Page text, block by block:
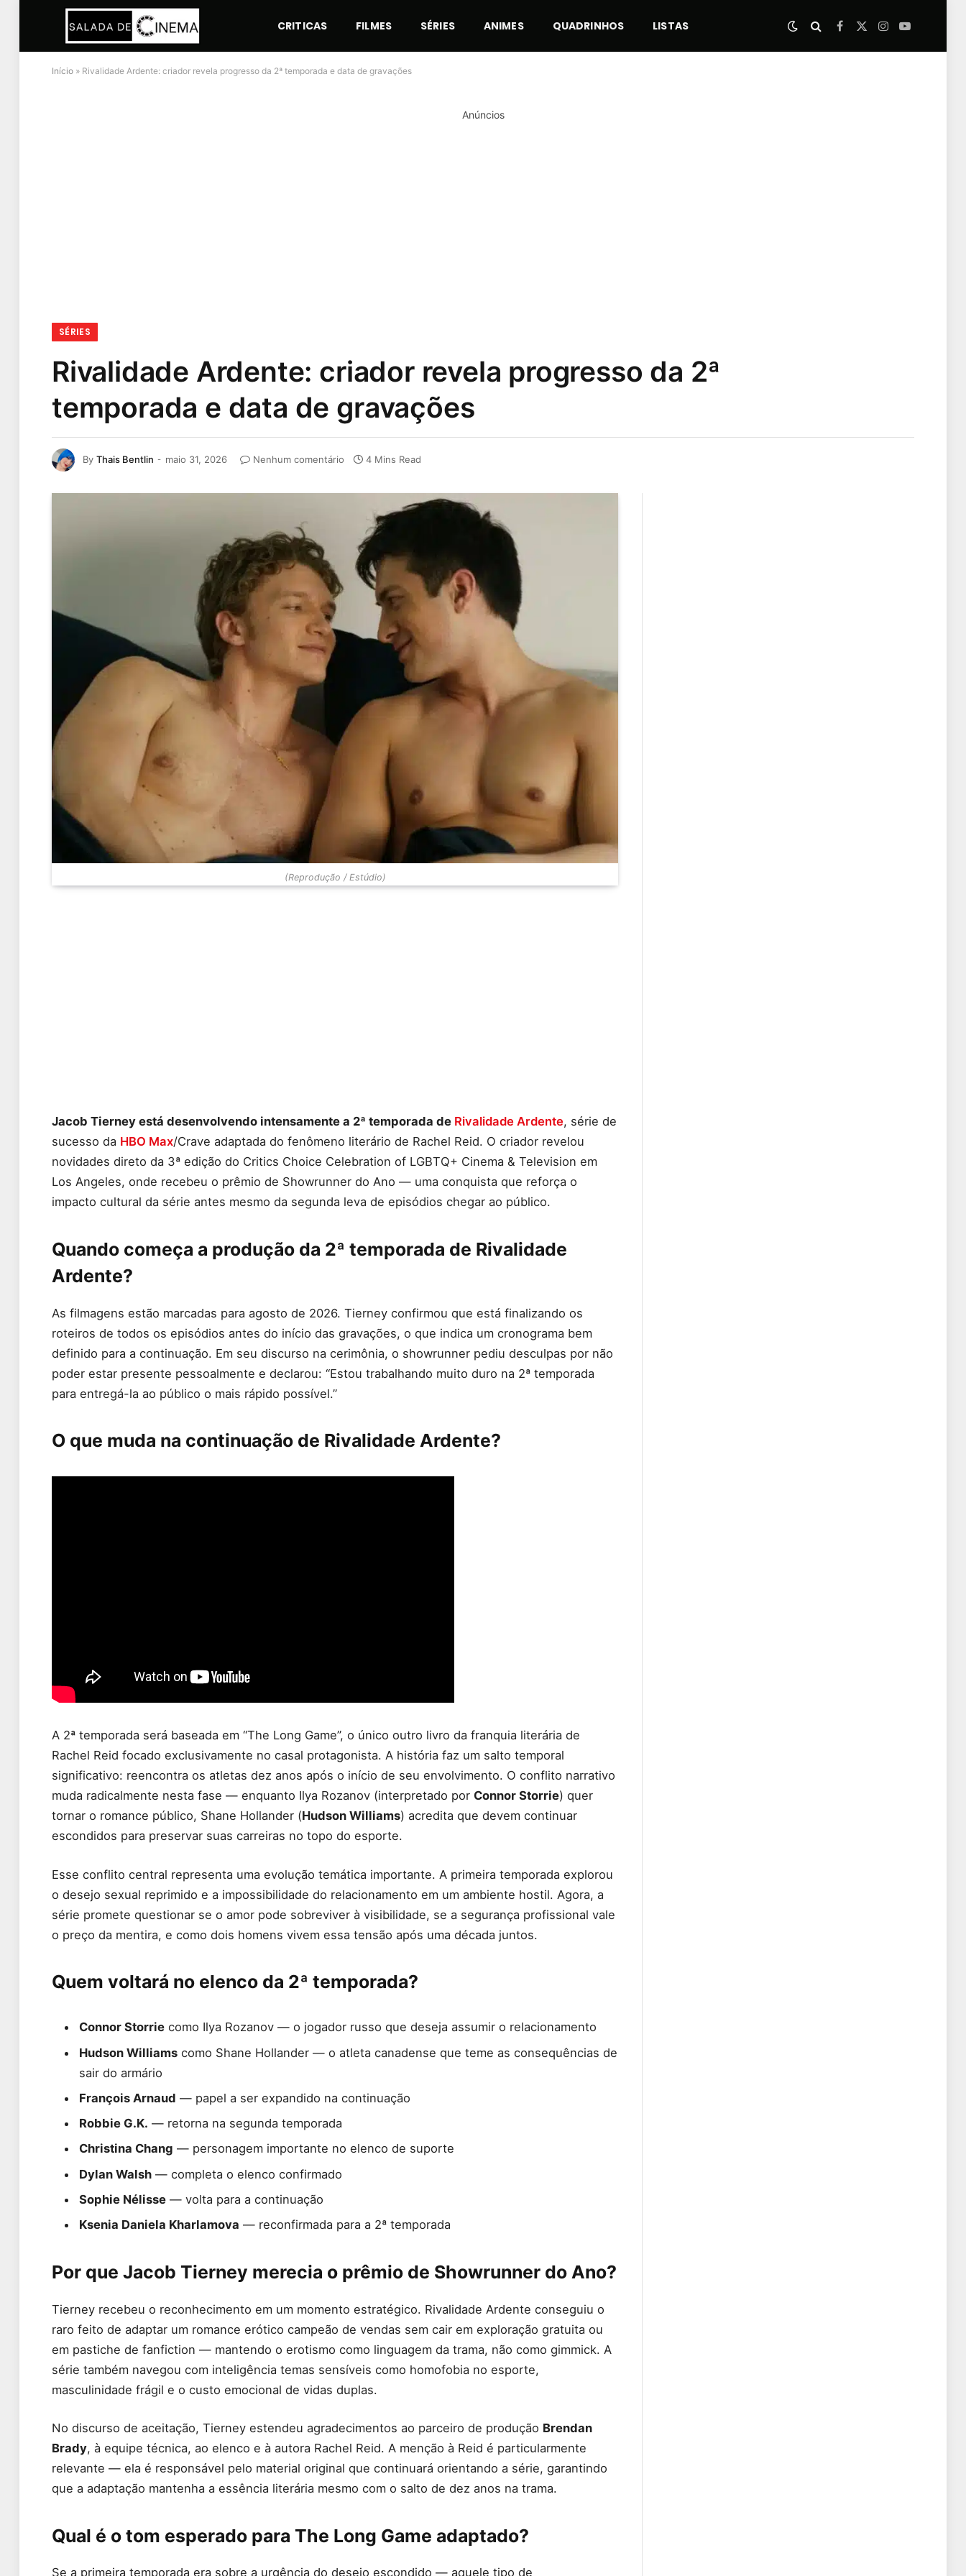
CRITICAS FILMES SÉRIES ANIMES QUADRINHOS LISTAS Facebook
X
Instagram
YouTube
Início » Rivalidade Ardente: criador revela progresso da 2ª temporada e data de gravações
Anúncios
SÉRIES
Rivalidade Ardente: criador revela progresso da 2ª
temporada e data de gravações
By Thais Bentlin maio 31, 2026 Nenhum comentário 4 Mins Read
(Reprodução / Estúdio)
Jacob Tierney está desenvolvendo intensamente a 2ª temporada de Rivalidade Ardente, série de
sucesso da HBO Max/Crave adaptada do fenômeno literário de Rachel Reid. O criador revelou
novidades direto da 3ª edição do Critics Choice Celebration of LGBTQ+ Cinema & Television em
Los Angeles, onde recebeu o prêmio de Showrunner do Ano — uma conquista que reforça o
impacto cultural da série antes mesmo da segunda leva de episódios chegar ao público.
Quando começa a produção da 2ª temporada de Rivalidade
Ardente?
As filmagens estão marcadas para agosto de 2026. Tierney confirmou que está finalizando os
roteiros de todos os episódios antes do início das gravações, o que indica um cronograma bem
definido para a continuação. Em seu discurso na cerimônia, o showrunner pediu desculpas por não
poder estar presente pessoalmente e declarou: “Estou trabalhando muito duro na 2ª temporada
para entregá-la ao público o mais rápido possível.”
O que muda na continuação de Rivalidade Ardente?
A 2ª temporada será baseada em “The Long Game”, o único outro livro da franquia literária de
Rachel Reid focado exclusivamente no casal protagonista. A história faz um salto temporal
significativo: reencontra os atletas dez anos após o início de seu envolvimento. O conflito narrativo
muda radicalmente nesta fase — enquanto Ilya Rozanov (interpretado por Connor Storrie) quer
tornar o romance público, Shane Hollander (Hudson Williams) acredita que devem continuar
escondidos para preservar suas carreiras no topo do esporte.
Esse conflito central representa uma evolução temática importante. A primeira temporada explorou
o desejo sexual reprimido e a impossibilidade do relacionamento em um ambiente hostil. Agora, a
série promete questionar se o amor pode sobreviver à visibilidade, se a segurança profissional vale
o preço da mentira, e como dois homens vivem essa tensão após uma década juntos.
Quem voltará no elenco da 2ª temporada?
Connor Storrie como Ilya Rozanov — o jogador russo que deseja assumir o relacionamento
Hudson Williams como Shane Hollander — o atleta canadense que teme as consequências de
sair do armário
François Arnaud — papel a ser expandido na continuação
Robbie G.K. — retorna na segunda temporada
Christina Chang — personagem importante no elenco de suporte
Dylan Walsh — completa o elenco confirmado
Sophie Nélisse — volta para a continuação
Ksenia Daniela Kharlamova — reconfirmada para a 2ª temporada
Por que Jacob Tierney merecia o prêmio de Showrunner do Ano?
Tierney recebeu o reconhecimento em um momento estratégico. Rivalidade Ardente conseguiu o
raro feito de adaptar um romance erótico campeão de vendas sem cair em exploração gratuita ou
em pastiche de fanfiction — mantendo o erotismo como linguagem da trama, não como gimmick. A
série também navegou com inteligência temas sensíveis como homofobia no esporte,
masculinidade frágil e o custo emocional de vidas duplas.
No discurso de aceitação, Tierney estendeu agradecimentos ao parceiro de produção Brendan
Brady, à equipe técnica, ao elenco e à autora Rachel Reid. A menção à Reid é particularmente
relevante — ela é responsável pelo material original que continuará orientando a série, garantindo
que a adaptação mantenha a essência literária mesmo com o salto de dez anos na trama.
Qual é o tom esperado para The Long Game adaptado?
Se a primeira temporada era sobre a urgência do desejo escondido — aquele tipo de